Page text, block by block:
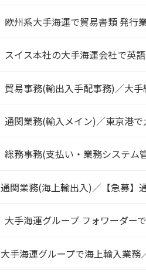
欧州系大手海運で貿易書類 発
スイス本社の大手海運会社で英
貿易事務(輸出入手配事務)／大
通関業務(輸入メイン)／東京港
総務事務(支払い・業務システ
通関業務(海上輸出入)／【急募】
大手海運グループ フォワーダー
大手海運グループで海上輸入業